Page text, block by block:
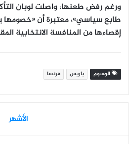
ورغم رفض طعنها، واصلت لوبان
طابع سياسي»، معتبرة أن «خصومها
إقصاءها من المنافسة الانتخابية
الوسوم باريس فرنسا
الأشهر